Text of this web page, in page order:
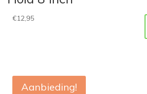
€12,95
Aanbieding!